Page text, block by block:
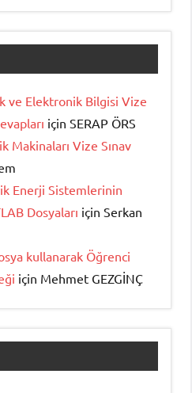
ve Elektronik Bilgisi Vize
için SERAP ÖRS
Makinaları Vize Sınav
Enerji Sistemlerinin
Dosyaları için Serkan
kullanarak Öğrenci
için Mehmet GEZGİNÇ